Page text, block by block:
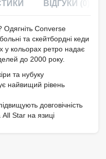
ВІДГУКИ (0)
Одягніть Converse
та скейтбордні кеди
у кольорах ретро надає
до 2000 року.
та нубуку
найвищий рівень
довговічність
Star на язиці